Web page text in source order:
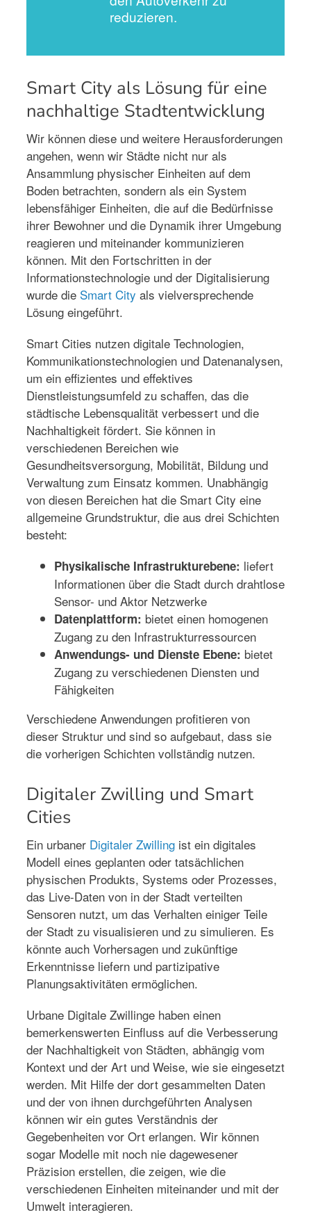
reduzieren.
Smart City als Lösung für eine
nachhaltige Stadtentwicklung
Wir können diese und weitere Herausforderungen
angehen, wenn wir Städte nicht nur als
Ansammlung physischer Einheiten auf dem
Boden betrachten, sondern als ein System
lebensfähiger Einheiten, die auf die Bedürfnisse
ihrer Bewohner und die Dynamik ihrer Umgebung
reagieren und miteinander kommunizieren
können. Mit den Fortschritten in der
Informationstechnologie und der Digitalisierung
wurde die Smart City als vielversprechende
Lösung eingeführt.
Smart Cities nutzen digitale Technologien,
Kommunikationstechnologien und Datenanalysen,
um ein effizientes und effektives
Dienstleistungsumfeld zu schaffen, das die
städtische Lebensqualität verbessert und die
Nachhaltigkeit fördert. Sie können in
verschiedenen Bereichen wie
Gesundheitsversorgung, Mobilität, Bildung und
Verwaltung zum Einsatz kommen. Unabhängig
von diesen Bereichen hat die Smart City eine
allgemeine Grundstruktur, die aus drei Schichten
besteht:
Physikalische Infrastrukturebene: liefert
Informationen über die Stadt durch drahtlose
Sensor- und Aktor Netzwerke
Datenplattform: bietet einen homogenen
Zugang zu den Infrastrukturressourcen
Anwendungs- und Dienste Ebene: bietet
Zugang zu verschiedenen Diensten und
Fähigkeiten
Verschiedene Anwendungen profitieren von
dieser Struktur und sind so aufgebaut, dass sie
die vorherigen Schichten vollständig nutzen.
Digitaler Zwilling und Smart
Cities
Ein urbaner Digitaler Zwilling ist ein digitales
Modell eines geplanten oder tatsächlichen
physischen Produkts, Systems oder Prozesses,
das Live-Daten von in der Stadt verteilten
Sensoren nutzt, um das Verhalten einiger Teile
der Stadt zu visualisieren und zu simulieren. Es
könnte auch Vorhersagen und zukünftige
Erkenntnisse liefern und partizipative
Planungsaktivitäten ermöglichen.
Urbane Digitale Zwillinge haben einen
bemerkenswerten Einfluss auf die Verbesserung
der Nachhaltigkeit von Städten, abhängig vom
Kontext und der Art und Weise, wie sie eingesetzt
werden. Mit Hilfe der dort gesammelten Daten
und der von ihnen durchgeführten Analysen
können wir ein gutes Verständnis der
Gegebenheiten vor Ort erlangen. Wir können
sogar Modelle mit noch nie dagewesener
Präzision erstellen, die zeigen, wie die
verschiedenen Einheiten miteinander und mit der
Umwelt interagieren.